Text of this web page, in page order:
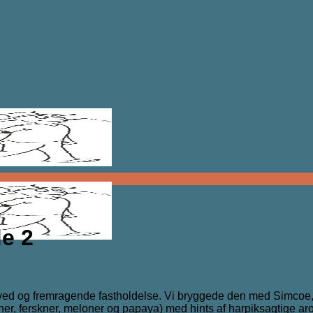
2
og fremragende fastholdelse. Vi bryggede den med
ferskner, meloner og papaya) med hints af harpiksagtige